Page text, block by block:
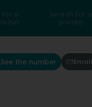
for a
Search for a
private
See the number Email